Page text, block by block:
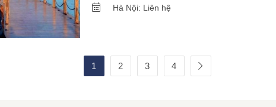
Hà Nội: Liên hệ
1 2 3 4